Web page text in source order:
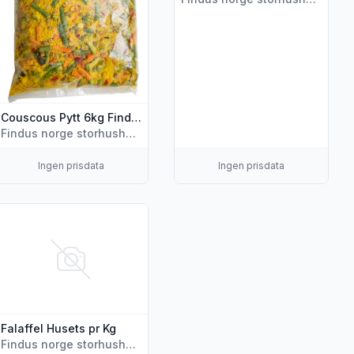
Couscous Pytt 6kg Findus
Findus norge storhusholdning
Ingen prisdata Ingen prisdata
Falaffel Husets pr Kg
Findus norge storhusholdning